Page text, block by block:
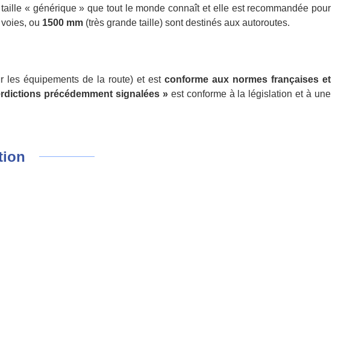
« générique » que tout le monde connaît et elle est recommandée pour
ou 1500 mm (très grande taille) sont destinés aux autoroutes.
les équipements de la route) et est conforme aux normes françaises et
précédemment signalées »est conforme à la législation et à une